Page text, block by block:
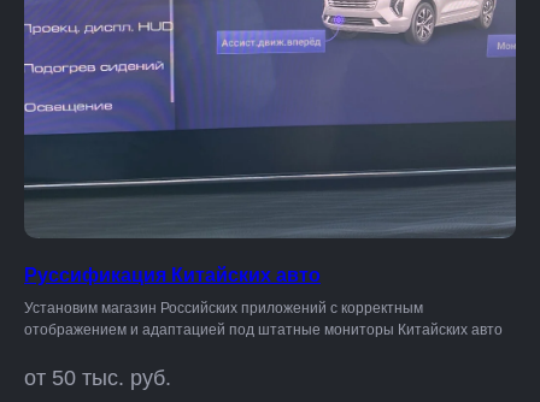
Руссификация Китайских авто
Установим магазин Российских приложений с корректным
отображением и адаптацией под штатные мониторы Китайских авто
от 50 тыс. руб.